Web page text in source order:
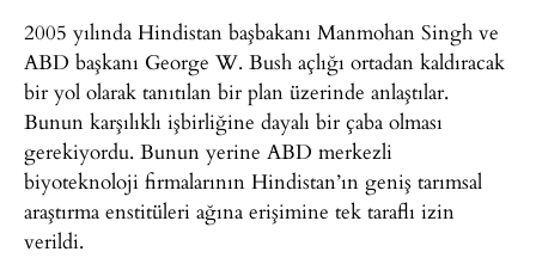
2005 yılında Hindistan başbakanı Manmohan Singh ve
ABD başkanı George W. Bush açlığı ortadan kaldıracak
bir yol olarak tanıtılan bir plan üzerinde anlaştılar.
Bunun karşılıklı işbirliğine dayalı bir çaba olması
gerekiyordu. Bunun yerine ABD merkezli
biyoteknoloji firmalarının Hindistan’ın geniş tarımsal
araştırma enstitüleri ağına erişimine tek taraflı izin
verildi.